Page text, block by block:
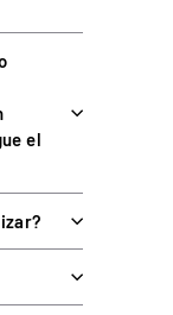
mm, extractor,
y paño
el